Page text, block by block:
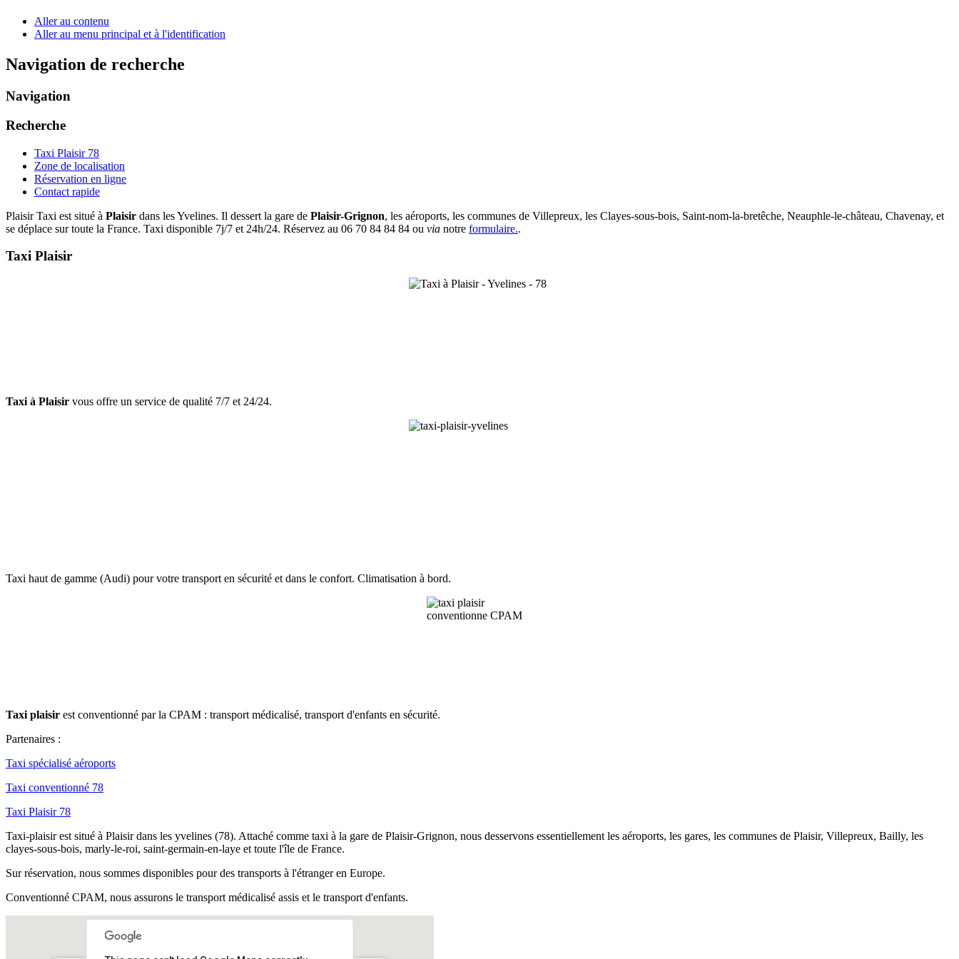
Aller au contenu
Aller au menu principal et à l'identification
Navigation de recherche
Navigation
Recherche
Taxi Plaisir 78
Zone de localisation
Réservation en ligne
Contact rapide
Plaisir Taxi est situé à Plaisir dans les Yvelines. Il dessert la gare de Plaisir-Grignon, les aéroports, les communes de Villepreux, les Clayes-sous-bois, Saint-nom-la-bretêche, Neauphle-le-château, Chavenay, et
se déplace sur toute la France. Taxi disponible 7j/7 et 24h/24. Réservez au 06 70 84 84 84 ou via notre formulaire..
Taxi Plaisir
Taxi à Plaisir vous offre un service de qualité 7/7 et 24/24.
Taxi haut de gamme (Audi) pour votre transport en sécurité et dans le confort. Climatisation à bord.
Taxi plaisir est conventionné par la CPAM : transport médicalisé, transport d'enfants en sécurité.
Partenaires :
Taxi spécialisé aéroports
Taxi conventionné 78
Taxi Plaisir 78
Taxi-plaisir est situé à Plaisir dans les yvelines (78). Attaché comme taxi à la gare de Plaisir-Grignon, nous desservons essentiellement les aéroports, les gares, les communes de Plaisir, Villepreux, Bailly, les
clayes-sous-bois, marly-le-roi, saint-germain-en-laye et toute l'île de France.
Sur réservation, nous sommes disponibles pour des transports à l'étranger en Europe.
Conventionné CPAM, nous assurons le transport médicalisé assis et le transport d'enfants.